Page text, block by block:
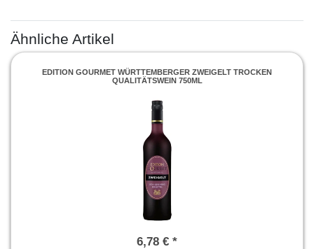
Ähnliche Artikel
EDITION GOURMET WÜRTTEMBERGER ZWEIGELT TROCKEN
QUALITÄTSWEIN 750ML
6,78 € *